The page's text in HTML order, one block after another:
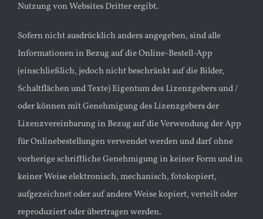
Nutzung von Websites Dritter ergibt.
Sofern nicht ausdrücklich anders angegeben, sind alle
Informationen in Bezug auf die Online-Bestell-App
(einschließlich, jedoch nicht beschränkt auf die Bilder,
Schaltflächen und Texte) Eigentum des Lizenzgebers und /
oder können mit Genehmigung des Lizenzgebers der
Lizenzvereinbarung in Bezug auf die Verwendung der App
für Onlinebestellungen verwendet werden und darf ohne
vorherige schriftliche Genehmigung in keiner Form und in
keiner Weise elektronisch, mechanisch, fotokopiert,
aufgezeichnet oder auf andere Weise kopiert, verteilt oder
reproduziert oder übertragen werden.